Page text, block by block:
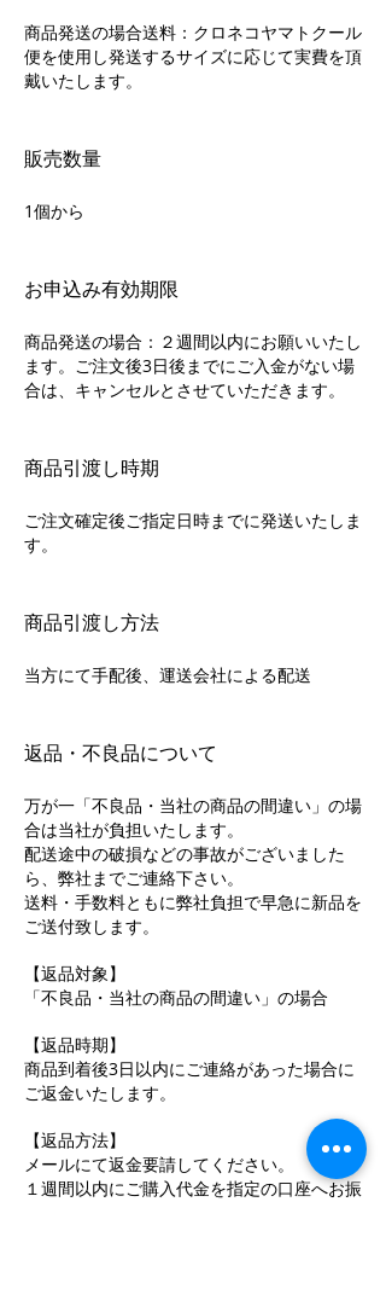
商品発送の場合送料：クロネコヤマトクール
便を使用し発送するサイズに応じて実費を頂
戴いたします。
販売数量
1個から
お申込み有効期限
商品発送の場合：２週間以内にお願いいたし
ます。ご注文後3日後までにご入金がない場
合は、キャンセルとさせていただきます。
商品引渡し時期
ご注文確定後ご指定日時までに発送いたしま
す。
商品引渡し方法
当方にて手配後、運送会社による配送
返品・不良品について
万が一「不良品・当社の商品の間違い」の場
合は当社が負担いたします。
配送途中の破損などの事故がございました
ら、弊社までご連絡下さい。
送料・手数料ともに弊社負担で早急に新品を
ご送付致します。
【返品対象】
「不良品・当社の商品の間違い」の場合
【返品時期】
商品到着後3日以内にご連絡があった場合に
ご返金いたします。
【返品方法】
メールにて返金要請してください。
１週間以内にご購入代金を指定の口座へお振